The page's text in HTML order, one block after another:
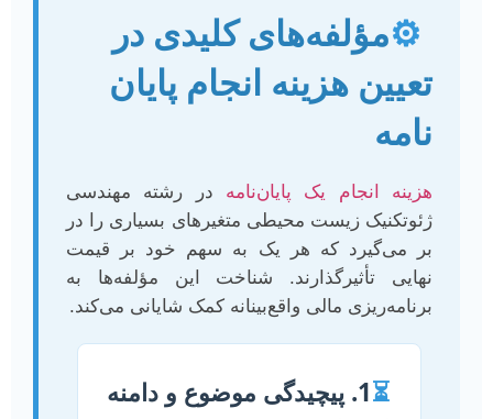
⚙مؤلفه‌های کلیدی در
تعیین هزینه انجام پایان
نامه
هزینه انجام یک پایان‌نامهدر رشته مهندسی
ژئوتکنیک زیست محیطی متغیرهای بسیاری را در
بر می‌گیرد که هر یک به سهم خود بر قیمت
نهایی تأثیرگذارند. شناخت این مؤلفه‌ها به
برنامه‌ریزی مالی واقع‌بینانه کمک شایانی می‌کند.
⏳ 1. پیچیدگی موضوع و دامنه